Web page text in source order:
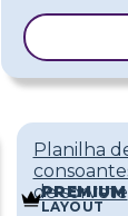
Planilha
de sorvete
PREMIUM
LAYOUT